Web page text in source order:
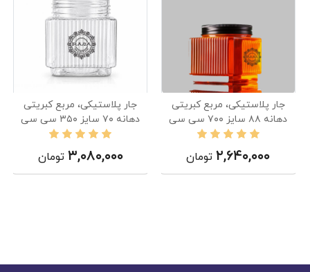
جار پلاستیکی، مربع کبریتی
دهانه ۷۰ سایز ۳۵۰ سی سی
۳,۰۸۰,۰۰۰ تومان
جار پلاستیکی، مربع کبریتی
دهانه ۸۸ سایز ۷۰۰ سی سی
۲,۶۴۰,۰۰۰ تومان